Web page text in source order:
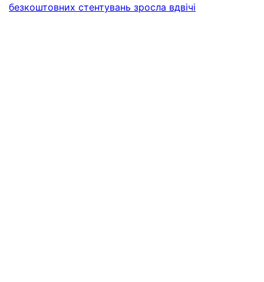
безкоштовних стентувань зросла вдвічі